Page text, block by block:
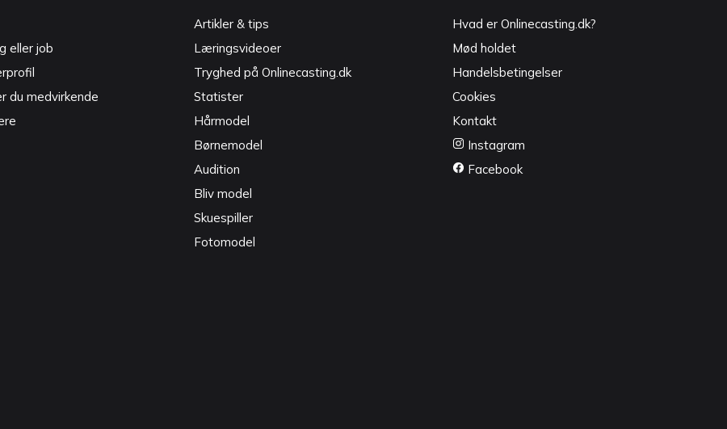
eller job
du medvirkende
Artikler & tips
Læringsvideoer
Tryghed på Onlinecasting.dk
Statister
Hårmodel
Børnemodel
Audition
Bliv model
Skuespiller
Fotomodel
Hvad er Onlinecasting.dk?
Mød holdet
Handelsbetingelser
Cookies
Kontakt
Instagram
Facebook